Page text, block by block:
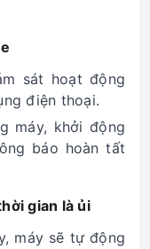
sát hoạt động
điện thoại.
máy, khởi động
báo hoàn tất
gian là ủi
máy sẽ tự động